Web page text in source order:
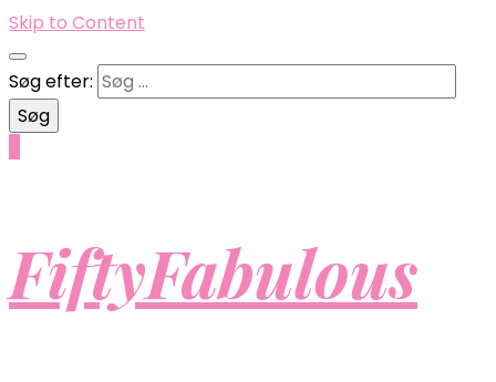
Skip to Content
Søg efter:
FiftyFabulous